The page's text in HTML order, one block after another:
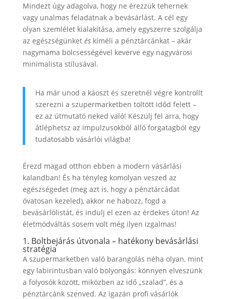
Mindezt úgy adagolva, hogy ne érezzük tehernek
vagy unalmas feladatnak a bevásárlást. A cél egy
olyan szemlélet kialakítása, amely egyszerre szolgálja
az egészségünket éskíméli a pénztárcánkat – akár
nagymama bölcsességével keverve egy nagyvárosi
minimalista stílusával.
Ha már unod a káoszt és szeretnél végre kontrollt
szerezni a szupermarketben töltött időd felett –
ez az útmutató neked való! Készülj fel arra, hogy
átléphetsz az impulzusokból álló forgatagból egy
tudatosabb vásárlói világba!
Érezd magad otthon ebben a modern vásárlási
kalandban! És ha tényleg komolyan veszed az
egészségedet (meg azt is, hogy a pénztárcádat
óvatosan kezeled), akkor ne habozz, fogd a
bevásárlólistát, és indulj el ezen az érdekes úton! Az
életmódváltás sosem volt még ilyen izgalmas!
1. Boltbejárás útvonala – hatékony bevásárlási
stratégia
A szupermarketben való barangolás néha olyan, mint
egy labirintusban való bolyongás: könnyen elveszünk
a folyosók között, miközben az idő „szalad”, és a
pénztárcánk szenved. Az igazán profi vásárlók